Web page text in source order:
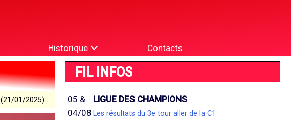
Historique Contacts
(21/01/2025)
FIL INFOS
05 &
04/08
LIGUE DES CHAMPIONS
Les résultats du 3e tour aller de la C1